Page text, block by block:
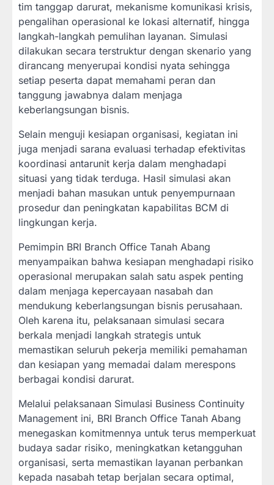
tim tanggap darurat, mekanisme komunikasi krisis,
pengalihan operasional ke lokasi alternatif, hingga
langkah-langkah pemulihan layanan. Simulasi
dilakukan secara terstruktur dengan skenario yang
dirancang menyerupai kondisi nyata sehingga
setiap peserta dapat memahami peran dan
tanggung jawabnya dalam menjaga
keberlangsungan bisnis.
Selain menguji kesiapan organisasi, kegiatan ini
juga menjadi sarana evaluasi terhadap efektivitas
koordinasi antarunit kerja dalam menghadapi
situasi yang tidak terduga. Hasil simulasi akan
menjadi bahan masukan untuk penyempurnaan
prosedur dan peningkatan kapabilitas BCM di
lingkungan kerja.
Pemimpin BRI Branch Office Tanah Abang
menyampaikan bahwa kesiapan menghadapi risiko
operasional merupakan salah satu aspek penting
dalam menjaga kepercayaan nasabah dan
mendukung keberlangsungan bisnis perusahaan.
Oleh karena itu, pelaksanaan simulasi secara
berkala menjadi langkah strategis untuk
memastikan seluruh pekerja memiliki pemahaman
dan kesiapan yang memadai dalam merespons
berbagai kondisi darurat.
Melalui pelaksanaan Simulasi Business Continuity
Management ini, BRI Branch Office Tanah Abang
menegaskan komitmennya untuk terus memperkuat
budaya sadar risiko, meningkatkan ketangguhan
organisasi, serta memastikan layanan perbankan
kepada nasabah tetap berjalan secara optimal,